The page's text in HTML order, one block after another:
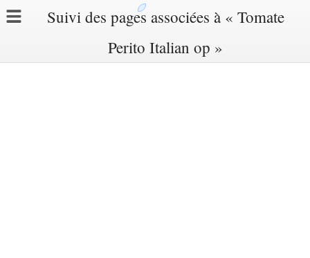
Suivi des pages associées à « Tomate
Perito Italian op »